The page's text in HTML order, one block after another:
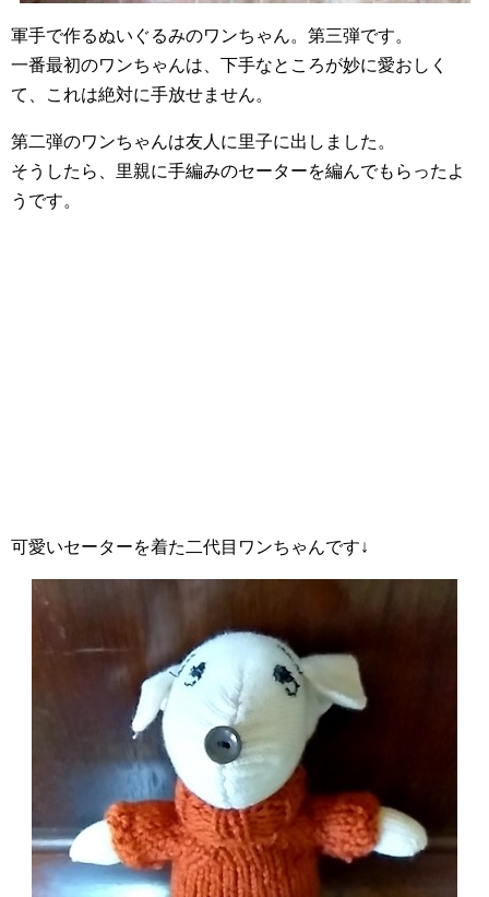
軍手で作るぬいぐるみのワンちゃん。第三弾です。
一番最初のワンちゃんは、下手なところが妙に愛おしく
て、これは絶対に手放せません。
第二弾のワンちゃんは友人に里子に出しました。
そうしたら、里親に手編みのセーターを編んでもらったよ
うです。
可愛いセーターを着た二代目ワンちゃんです↓